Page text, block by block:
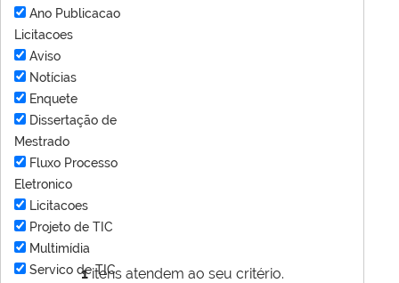
1itens atendem ao seu critério.
Ano Publicacao
Licitacoes
Aviso
Notícias
Enquete
Dissertação de
Mestrado
Fluxo Processo
Eletronico
Licitacoes
Projeto de TIC
Multimídia
Servico de TIC